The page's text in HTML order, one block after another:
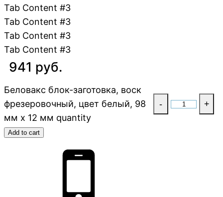
Tab Content #3
Tab Content #3
Tab Content #3
Tab Content #3
941 руб.
Беловакс блок-заготовка, воск
фрезеровочный, цвет белый, 98
мм x 12 мм quantity
- +
Add to cart